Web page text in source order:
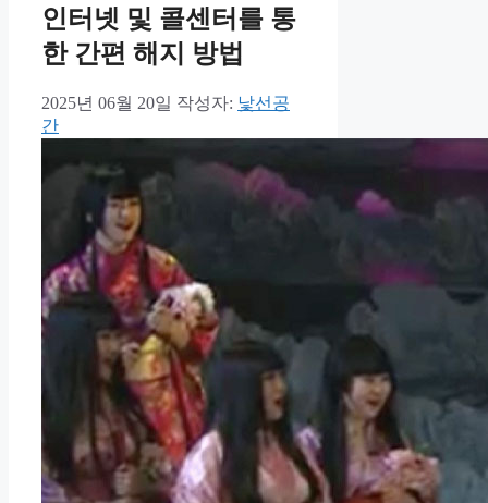
인터넷 및 콜센터를 통
한 간편 해지 방법
2025년 06월 20일 작성자: 낯선공
간